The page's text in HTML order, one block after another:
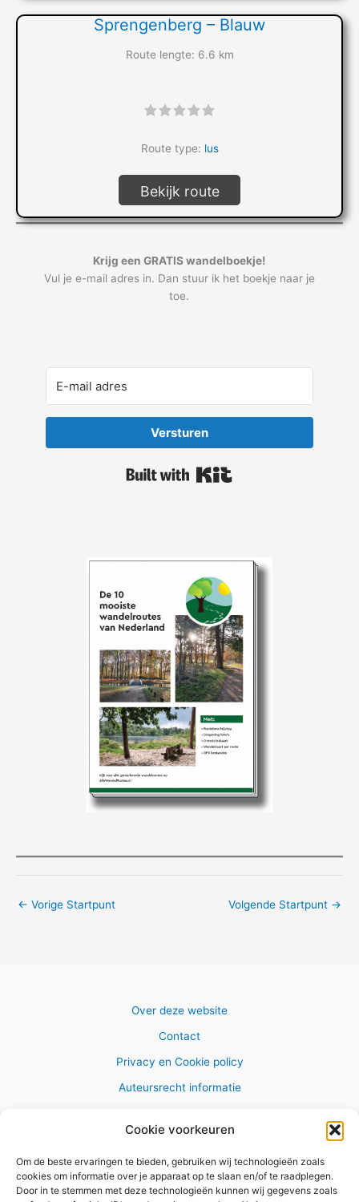
Cookie voorkeuren
Om de beste ervaringen te bieden, gebruiken wij technologieën zoals
cookies om informatie over je apparaat op te slaan en/of te raadplegen.
Door in te stemmen met deze technologieën kunnen wij gegevens zoals
Sprengenberg – Blauw
Route lengte: 6.6 km
Route type: lus
Bekijk route
Krijg een GRATIS wandelboekje!
Vul je e-mail adres in. Dan stuur ik het boekje naar je
toe.
Versturen
← Vorige Startpunt Volgende Startpunt →
Over deze website
Contact
Privacy en Cookie policy
Auteursrecht informatie
Copyright © 2026 AlleWandelRoutes.nl